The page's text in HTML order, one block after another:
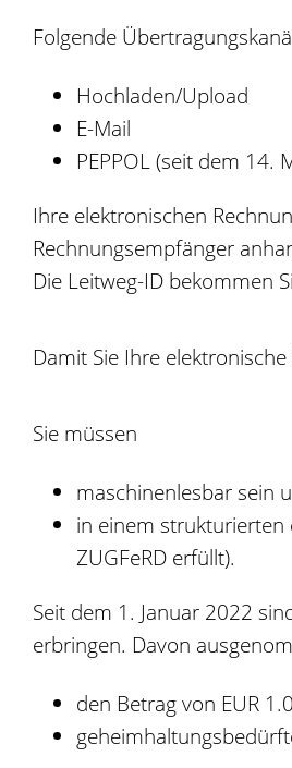
Folgende
Hochladen/Upload
E-Mail
PEPPOL (seit dem 14.
Ihre elektronischen
Rechnungsempfänger
Die Leitweg-ID bekommen
Damit Sie Ihre
Sie müssen
maschinenlesbar sein
in einem strukturierten
ZUGFeRD erfüllt).
Seit dem 1. Januar 2022
erbringen. Davon
den Betrag von EUR